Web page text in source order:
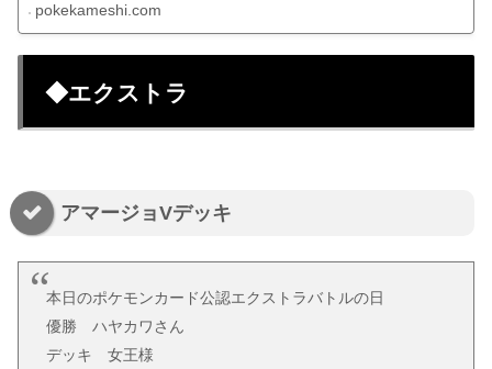
pokekameshi.com
◆エクストラ
アマージョVデッキ
本日のポケモンカード公認エクストラバトルの日
優勝 ハヤカワさん
デッキ 女王様